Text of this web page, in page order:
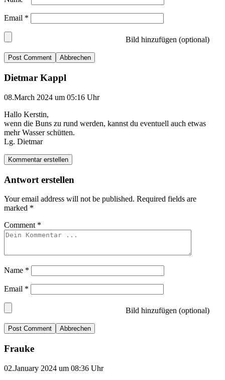
Email *
Bild hinzufügen (optional)
Abbrechen
Dietmar Kappl
08.March 2024 um 05:16 Uhr
Hallo Kerstin,
wenn die Buns zu rund werden, kannst du eventuell auch etwas
mehr Wasser schütten.
Lg. Dietmar
Kommentar erstellen
Antwort erstellen
Your email address will not be published. Required fields are
marked *
Comment *
Name *
Email *
Bild hinzufügen (optional)
Abbrechen
Frauke
02.January 2024 um 08:36 Uhr